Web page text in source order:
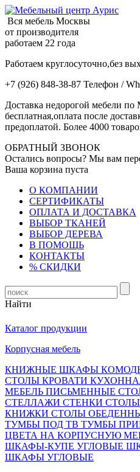
Вся мебель Москвы
от производителя
работаем 22 года
Работаем круглосуточно,без
+7 (926) 848-38-87 Телефон /
Доставка недорогой мебели по
бесплатная,оплата после
предоплатой. Более 4000
ОБРАТНЫЙ ЗВОНОК
Остались вопросы? Мы вам
Ваша корзина пуста
О КОМПАНИИ
СЕРТИФИКАТЫ
ОПЛАТА И ДОСТАВКА
ВЫБОР ТКАНЕЙ
ВЫБОР ДЕРЕВА
В ПОМОЩЬ
КОНТАКТЫ
% СКИДКИ
Найти
Каталог продукции
Корпусная мебель
КНИЖНЫЕ ШКАФЫ
СТОЛЫ КРОВАТИ
МЕБЕЛЬ ПИСЬМЕННЫЕ
СТЕЛЛАЖИ СТЕНКИ
КНИЖКИ СТОЛЫ
ТУМБЫ ПОД ТВ ТУМБЫ
ЦВЕТА НА КОРПУСНУЮ
ШКАФЫ-КУПЕ УГЛОВЫЕ
ШКАФЫ УГЛОВЫЕ